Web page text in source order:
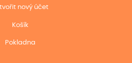
nový účet
Košík
Pokladna